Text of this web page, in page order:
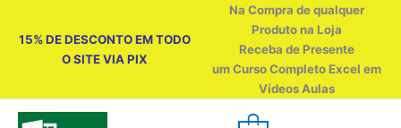
15% DE DESCONTO EM TODO
O SITE VIA PIX
Na Compra de qualquer
Produto na Loja
Receba de Presente
um Curso Completo Excel em
Vídeos Aulas